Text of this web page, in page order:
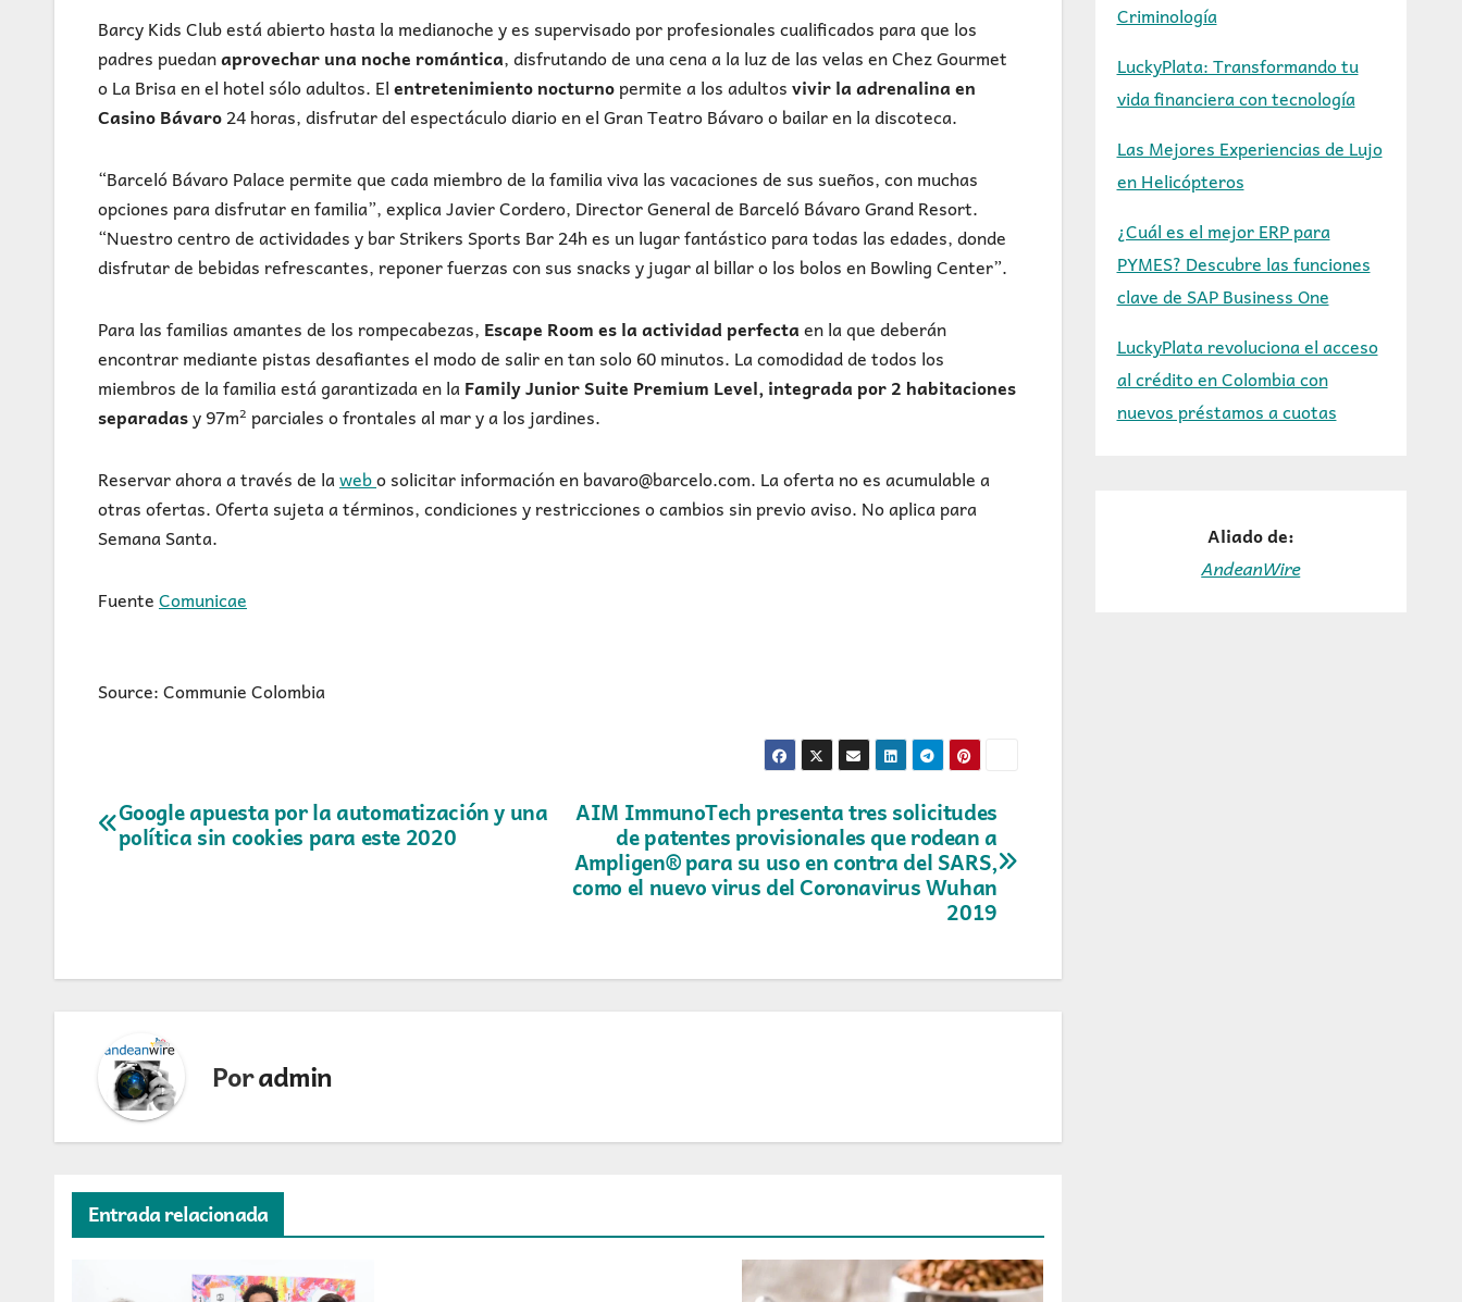
Barcy Kids Club está abierto hasta la medianoche y es supervisado por profesionales cualificados para que los
padres puedanaprovechar una noche romántica, disfrutando de una cena a la luz de las velas en Chez Gourmet
o La Brisa en el hotel sólo adultos. Elentretenimiento nocturnopermite a los adultosvivir la adrenalina en
Casino Bávaro24 horas, disfrutar del espectáculo diario en el Gran Teatro Bávaro o bailar en la discoteca.
“Barceló Bávaro Palace permite que cada miembro de la familia viva las vacaciones de sus sueños, con muchas
opciones para disfrutar en familia”, explica Javier Cordero, Director General de Barceló Bávaro Grand Resort.
“Nuestro centro de actividades y bar Strikers Sports Bar 24h es un lugar fantástico para todas las edades, donde
disfrutar de bebidas refrescantes, reponer fuerzas con sus snacks y jugar al billar o los bolos en Bowling Center”.
Para las familias amantes de los rompecabezas, Escape Room es la actividad perfectaen la que deberán
encontrar mediante pistas desafiantes el modo de salir en tan solo 60 minutos. La comodidad de todos los
miembros de la familia está garantizada en laFamily Junior Suite Premium Level, integrada por 2 habitaciones
separadasy 97m² parciales o frontales al mar y a los jardines.
Reservar ahora a través de lawebo solicitar información en bavaro@barcelo.com. La oferta no es acumulable a
otras ofertas. Oferta sujeta a términos, condiciones y restricciones o cambios sin previo aviso. No aplica para
Semana Santa.
FuenteComunicae
Source: Communie Colombia
Navegación
de
AIM ImmunoTech presenta tres solicitudes
de patentes provisionales que rodean a
Ampligen® para su uso en contra del SARS,
como el nuevo virus del Coronavirus Wuhan
2019
Google apuesta por la automatización y una
política sin cookies para este 2020
Poradmin
Entrada relacionada
Criminología
LuckyPlata: Transformando tu
vida financiera con tecnología
Las Mejores Experiencias de Lujo
en Helicópteros
¿Cuál es el mejor ERP para
PYMES? Descubre las funciones
clave de SAP Business One
LuckyPlata revoluciona el acceso
al crédito en Colombia con
nuevos préstamos a cuotas
Aliado de:
AndeanWire